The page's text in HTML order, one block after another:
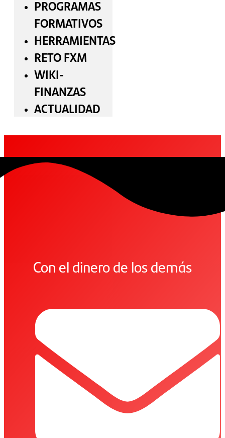
PROGRAMAS
FORMATIVOS
HERRAMIENTAS
RETO FXM
WIKI-
FINANZAS
ACTUALIDAD
Con el dinero de los demás